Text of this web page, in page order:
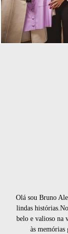
Olá sou Bruno
lindas
belo e valioso na
às memórias